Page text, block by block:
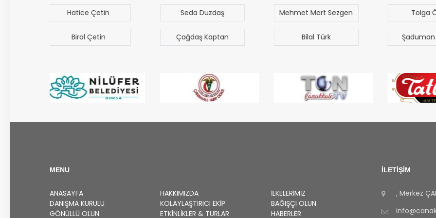
Seda Düzdaş
Çağdaş Kaptan
Mehmet Mert Sezgen
Bilal Türk
Tolga Özak
Şaduman Akgün
MENU
ANASAYFA HAKKIMIZDA
İLKELERIMIZ
DANIŞMA KURULU
KOLAYLAŞTIRICI EKIP
BAĞIŞÇI OLUN
GÖNÜLLÜ OLUN
ETKINLIKLER & TURLAR HABERLER
İLETİŞİM
, Merkez